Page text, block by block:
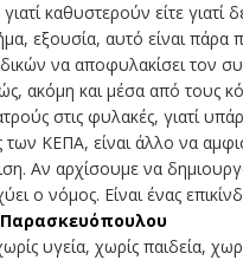
καθυστερούν είτε γιατί
εξουσία, αυτό είναι
να αποφυλακίσει τον
ακόμη και μέσα από τους
στις φυλακές, γιατί
των ΚΕΠΑ, είναι άλλο να
Αν αρχίσουμε να
ο νόμος. Είναι ένας
Παρασκευόπουλου
υγεία, χωρίς παιδεία,